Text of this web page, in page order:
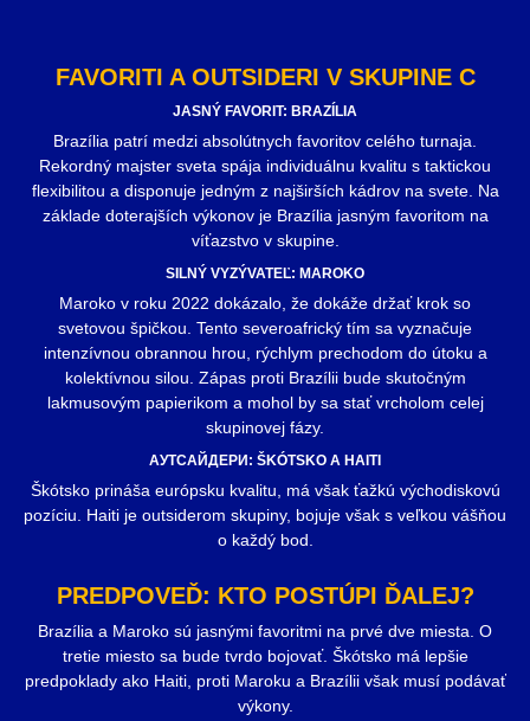
FAVORITI A OUTSIDERI V SKUPINE C
JASNÝ FAVORIT: BRAZÍLIA
Brazília patrí medzi absolútnych favoritov celého turnaja.
Rekordný majster sveta spája individuálnu kvalitu s taktickou
flexibilitou a disponuje jedným z najširších kádrov na svete. Na
základe doterajších výkonov je Brazília jasným favoritom na
víťazstvo v skupine.
SILNÝ VYZÝVATEĽ: MAROKO
Maroko v roku 2022 dokázalo, že dokáže držať krok so
svetovou špičkou. Tento severoafrický tím sa vyznačuje
intenzívnou obrannou hrou, rýchlym prechodom do útoku a
kolektívnou silou. Zápas proti Brazílii bude skutočným
lakmusovým papierikom a mohol by sa stať vrcholom celej
skupinovej fázy.
AУТСАЙДЕРИ: ŠKÓTSKO A HAITI
Škótsko prináša európsku kvalitu, má však ťažkú východiskovú
pozíciu. Haiti je outsiderom skupiny, bojuje však s veľkou vášňou
o každý bod.
PREDPOVEĎ: KTO POSTÚPI ĎALEJ?
Brazília a Maroko sú jasnými favoritmi na prvé dve miesta. O
tretie miesto sa bude tvrdo bojovať. Škótsko má lepšie
predpoklady ako Haiti, proti Maroku a Brazílii však musí podávať
výkony.